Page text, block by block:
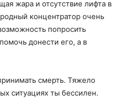
жара и отсутствие лифта в
концентратор очень
попросить
донести его, а в
смерть. Тяжело
ситуациях ты бессилен.